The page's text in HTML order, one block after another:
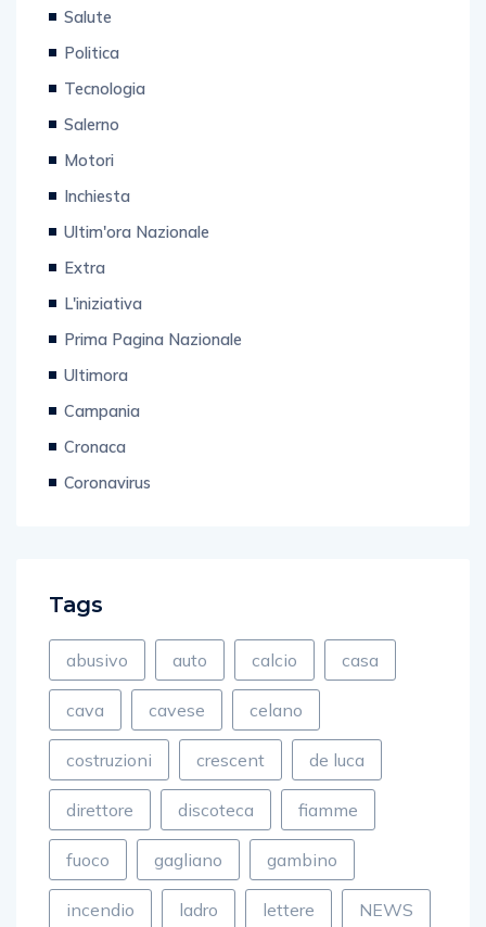
Salute
Politica
Tecnologia
Salerno
Motori
Inchiesta
Ultim'ora Nazionale
Extra
L'iniziativa
Prima Pagina Nazionale
Ultimora
Campania
Cronaca
Coronavirus
Tags
abusivo auto calcio casa
cava cavese celano
costruzioni crescent de luca
direttore discoteca fiamme
fuoco gagliano gambino
incendio ladro lettere NEWS